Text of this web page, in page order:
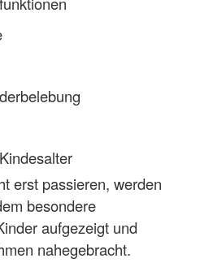
erst passieren, werden
besondere
aufgezeigt und
nahegebracht.